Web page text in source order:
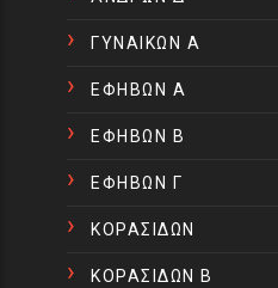
ΓΥΝΑΙΚΩΝ Α
ΕΦΗΒΩΝ Α
ΕΦΗΒΩΝ Β
ΕΦΗΒΩΝ Γ
ΚΟΡΑΣΙΔΩΝ
ΚΟΡΑΣΙΔΩΝ Β